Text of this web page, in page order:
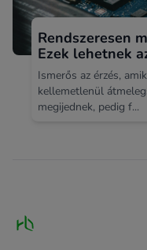
Rendszeresen
Ezek lehetnek
Ismerős az érzés,
kellemetlenül
megijednek, pedig f...